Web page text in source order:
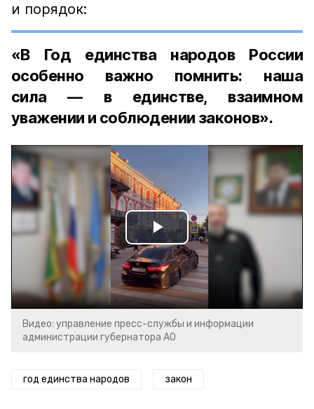
и порядок:
«В Год единства народов России
особенно важно помнить: наша
сила — в единстве, взаимном
уважении и соблюдении законов».
Play
Video
Видео: управление пресс-службы и информации
администрации губернатора АО
год единства народов закон